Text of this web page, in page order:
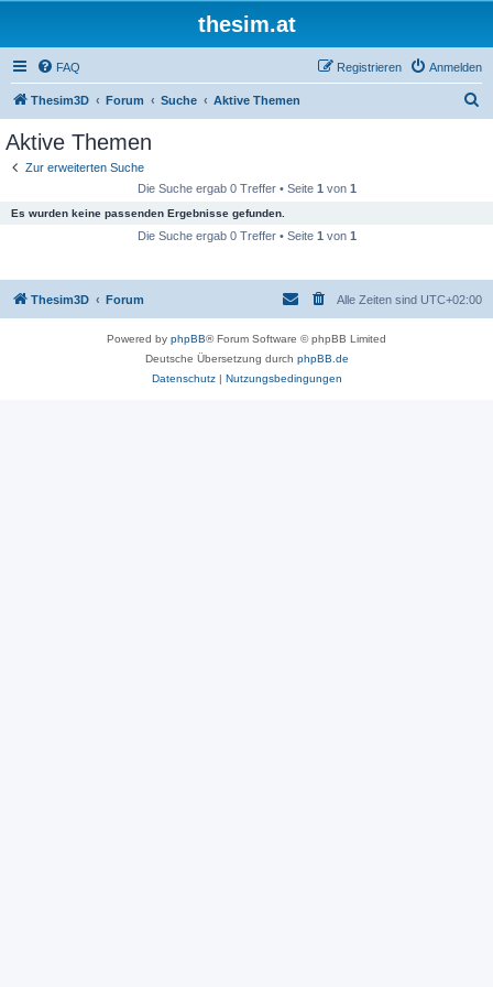
thesim.at
FAQ Anmelden
Registrieren
Thesim3D Forum Suche Aktive Themen
Aktive Themen
Zur erweiterten Suche
Die Suche ergab 0 Treffer • Seite 1 von 1
Es wurden keine passenden Ergebnisse gefunden.
Die Suche ergab 0 Treffer • Seite 1 von 1
Thesim3D Forum Alle Zeiten sind UTC+02:00
Powered by phpBB® Forum Software © phpBB Limited
Deutsche Übersetzung durch phpBB.de
Datenschutz| Nutzungsbedingungen